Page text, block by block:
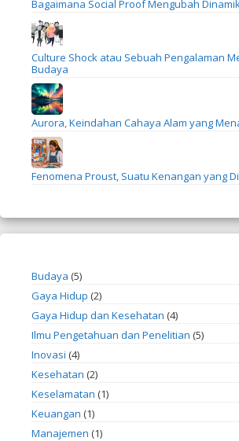
Bagaimana Social Proof Mengubah
Culture Shock atau Sebuah Pengalaman
Budaya
Aurora, Keindahan Cahaya Alam yang
Fenomena Proust, Suatu Kenangan yang
Budaya (5)
Gaya Hidup (2)
Gaya Hidup dan Kesehatan (4)
Ilmu Pengetahuan dan Penelitian (5)
Inovasi (4)
Kesehatan (2)
Keselamatan (1)
Keuangan (1)
Manajemen (1)